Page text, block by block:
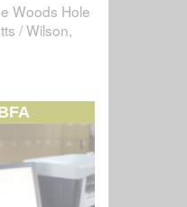
Woods Hole
/ Wilson,